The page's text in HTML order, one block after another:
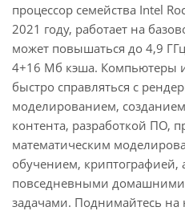
процессор семейства Intel
2021 году, работает на
может повышаться до 4,9
4+16 Мб кэша. Компьютеры
быстро справляться с
моделированием,
контента, разработкой ПО,
математическим
обучением,
повседневными
задачами. Поднимайтесь